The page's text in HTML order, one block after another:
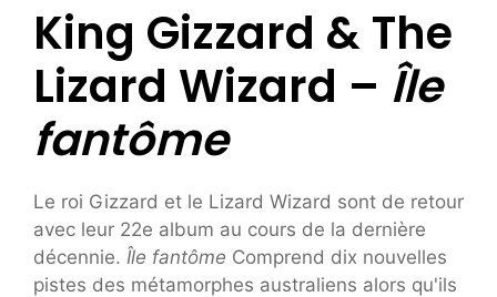
King Gizzard & The
Lizard Wizard – Île
fantôme
Le roi Gizzard et le Lizard Wizard sont de retour
avec leur 22e album au cours de la dernière
décennie. Île fantôme Comprend dix nouvelles
pistes des métamorphes australiens alors qu'ils